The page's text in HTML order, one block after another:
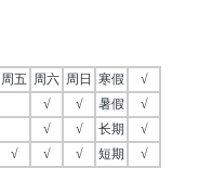
周五 周六 周日 寒假
√
√ √ 暑假
√
√ √ 长期
√
√ √ √ 短期 √